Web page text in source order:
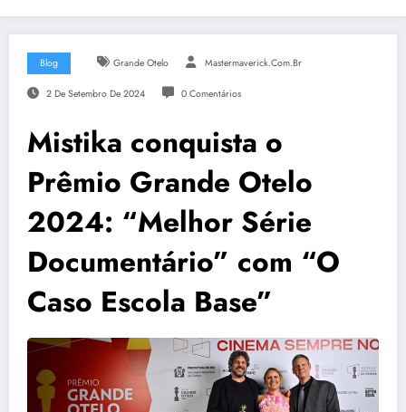
Blog Grande Otelo Mastermaverick.com.br
2 De Setembro De 2024 0 Comentários
Mistika conquista o
Prêmio Grande Otelo
2024: “Melhor Série
Documentário” com “O
Caso Escola Base”